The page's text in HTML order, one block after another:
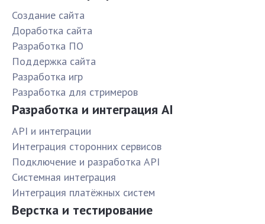
Создание сайта
Доработка сайта
Разработка ПО
Поддержка сайта
Разработка игр
Разработка для стримеров
Разработка и интеграция AI
API и интеграции
Интеграция сторонних сервисов
Подключение и разработка API
Системная интеграция
Интеграция платёжных систем
Верстка и тестирование